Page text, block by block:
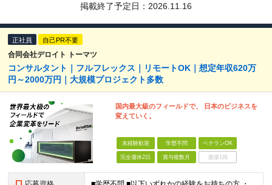
掲載終了予定日： 2026.11.16
正社員 自己PR不要
合同会社デロイト トーマツ
コンサルタント｜フルフレックス｜リモートOK｜想定年収620万
円～2000万円｜大規模プロジェクト多数
国内最大級のフィールドで、 日本のビジネスを
変えていく。
未経験歓迎 学歴不問 ベテランOK
完全週休2日 賞与複数月 面接1回